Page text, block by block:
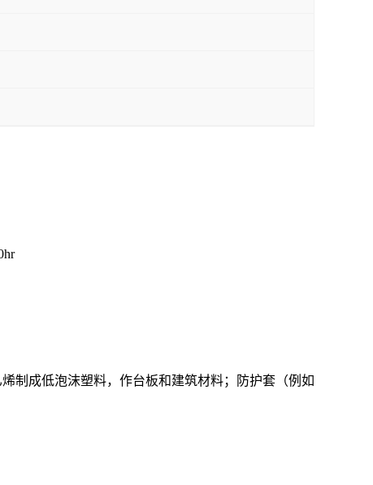
制成低泡沫塑料，作台板和建筑材料；防护套（例如